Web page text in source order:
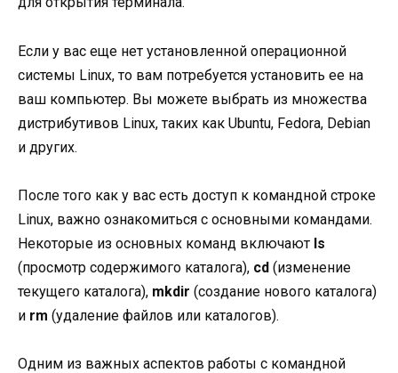
Если у вас еще нет установленной операционной
системы Linux, то вам потребуется установить ее на
ваш компьютер. Вы можете выбрать из множества
дистрибутивов Linux, таких как Ubuntu, Fedora, Debian
и других.
После того как у вас есть доступ к командной строке
Linux, важно ознакомиться с основными командами.
Некоторые из основных команд включают ls
(просмотр содержимого каталога), cd (изменение
текущего каталога), mkdir (создание нового каталога)
и rm (удаление файлов или каталогов).
Одним из важных аспектов работы с командной